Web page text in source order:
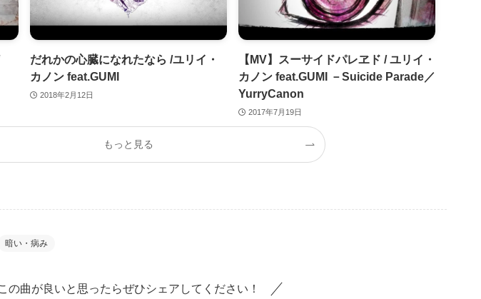
だれかの心臓になれたなら /ユリイ・
カノン feat.GUMI
2018年2月12日
【MV】スーサイドパレヱド / ユリイ・
カノン feat.GUMI －Suicide Parade／
YurryCanon
2017年7月19日
もっと見る
暗い・病み
の曲が良いと思ったらぜひシェアしてください！